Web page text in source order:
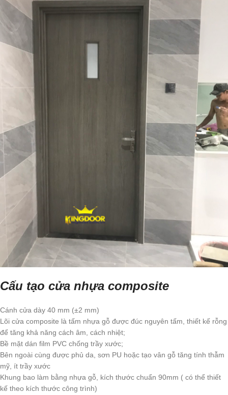
Cấu tạo cửa nhựa composite
Cánh cửa dày 40 mm (±2 mm)
Lõi cửa composite là tấm nhựa gỗ được đúc nguyên tấm, thiết kế rỗng
để tăng khả năng cách âm, cách nhiệt;
Bề mặt dán film PVC chống trầy xước;
Bên ngoài cùng được phủ da, sơn PU hoặc tạo vân gỗ tăng tính thẫm
mỹ, ít trầy xước
Khung bao làm bằng nhựa gỗ, kích thước chuẩn 90mm ( có thể thiết
kế theo kích thước công trình)